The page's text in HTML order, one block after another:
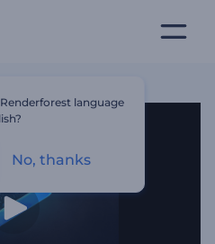
language
No, thanks